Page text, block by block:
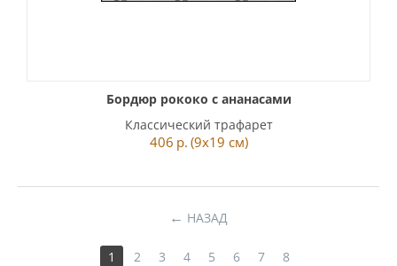
Бордюр рококо с ананасами
Классический трафарет
406 р. (9x19 см)
НАЗАД
1 2 3 4 5 6 7 8